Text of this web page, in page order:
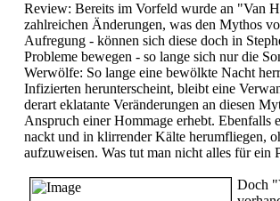
Review: Bereits im Vorfeld wurde an "Van
zahlreichen Änderungen, was den Mythos
Aufregung - können sich diese doch in
Probleme bewegen - so lange sich nur die
Werwölfe: So lange eine bewölkte Nacht
Infizierten herunterscheint, bleibt eine
derart eklatante Veränderungen an diesen
Anspruch einer Hommage erhebt.
nackt und in klirrender Kälte herumfliegen,
aufzuweisen. Was tut man nicht alles für ein
Doch